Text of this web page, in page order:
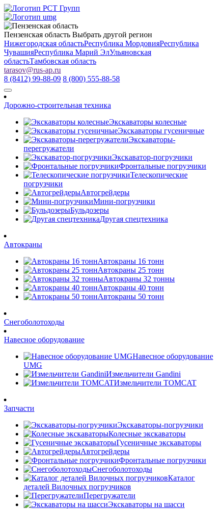
Пензенская область Выбрать другой регион
Нижегородская областьРеспублика МордовияРеспублика
ЧувашияРеспублика Марий ЭлУльяновская
областьТамбовская область
tarasov@rus-ap.ru
8 (8412) 99-88-09 8 (800) 555-88-58
Дорожно-строительная техника
Экскаваторы колесные
Экскаваторы гусеничные
Экскаваторы-
перегружатели
Экскаватор-погрузчики
Фронтальные погрузчики
Телескопические
погрузчики
Автогрейдеры
Мини-погрузчики
Бульдозеры
Другая спецтехника
Автокраны
Автокраны 16 тонн
Автокраны 25 тонн
Автокраны 32 тонны
Автокраны 40 тонн
Автокраны 50 тонн
Снегоболотоходы
Навесное оборудование
Навесное оборудование
UMG
Измельчители Gandini
Измельчители TOMCAT
Запчасти
Экскаваторы-погрузчики
Колесные экскаваторы
Гусеничные экскаваторы
Автогрейдеры
Фронтальные погрузчики
Снегоболотоходы
Каталог
деталей Вилочных погрузчиков
Перегружатели
Экскаваторы на шасси